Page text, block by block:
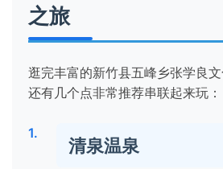
之旅
逛完丰富的新竹县五峰乡张学良
还有几个点非常推荐串联起来玩：
清泉温泉